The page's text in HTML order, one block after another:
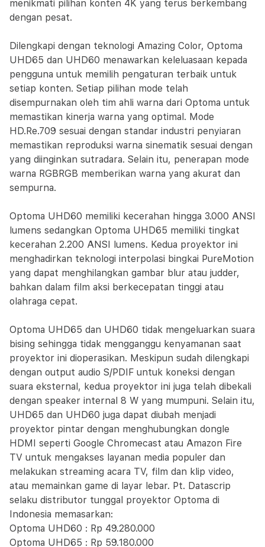
menikmati pilihan konten 4K yang terus berkembang
dengan pesat.
Dilengkapi dengan teknologi Amazing Color, Optoma
UHD65 dan UHD60 menawarkan keleluasaan kepada
pengguna untuk memilih pengaturan terbaik untuk
setiap konten. Setiap pilihan mode telah
disempurnakan oleh tim ahli warna dari Optoma untuk
memastikan kinerja warna yang optimal. Mode
HD.Re.709 sesuai dengan standar industri penyiaran
memastikan reproduksi warna sinematik sesuai dengan
yang diinginkan sutradara. Selain itu, penerapan mode
warna RGBRGB memberikan warna yang akurat dan
sempurna.
Optoma UHD60 memiliki kecerahan hingga 3.000 ANSI
lumens sedangkan Optoma UHD65 memiliki tingkat
kecerahan 2.200 ANSI lumens. Kedua proyektor ini
menghadirkan teknologi interpolasi bingkai PureMotion
yang dapat menghilangkan gambar blur atau judder,
bahkan dalam film aksi berkecepatan tinggi atau
olahraga cepat.
Optoma UHD65 dan UHD60 tidak mengeluarkan suara
bising sehingga tidak mengganggu kenyamanan saat
proyektor ini dioperasikan. Meskipun sudah dilengkapi
dengan output audio S/PDIF untuk koneksi dengan
suara eksternal, kedua proyektor ini juga telah dibekali
dengan speaker internal 8 W yang mumpuni. Selain itu,
UHD65 dan UHD60 juga dapat diubah menjadi
proyektor pintar dengan menghubungkan dongle
HDMI seperti Google Chromecast atau Amazon Fire
TV untuk mengakses layanan media populer dan
melakukan streaming acara TV, film dan klip video,
atau memainkan game di layar lebar. Pt. Datascrip
selaku distributor tunggal proyektor Optoma di
Indonesia memasarkan:
Optoma UHD60 : Rp 49.280.000
Optoma UHD65 : Rp 59.180.000